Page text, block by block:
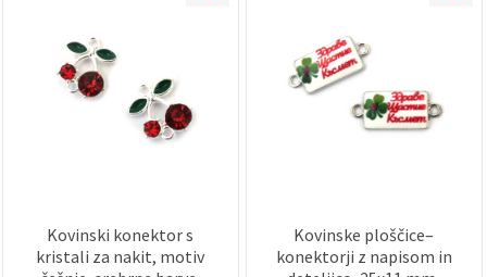
Kovinski konektor s
kristali za nakit, motiv
Kovinske ploščice–
konektorji z napisom in